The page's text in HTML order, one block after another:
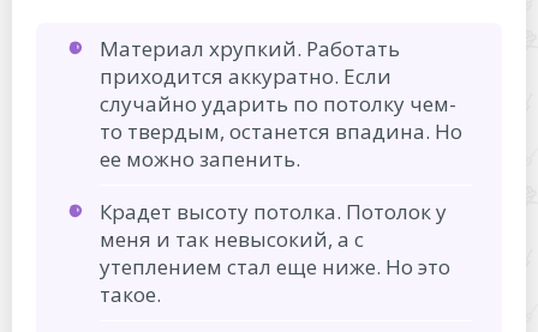
Материал хрупкий. Работать
приходится аккуратно. Если
случайно ударить по потолку чем-
то твердым, останется впадина. Но
ее можно запенить.
Крадет высоту потолка. Потолок у
меня и так невысокий, а с
утеплением стал еще ниже. Но это
такое.